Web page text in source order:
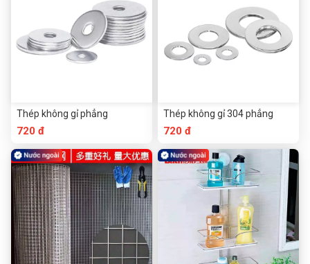
Thép không gỉ phẳng
720 đ
Thép không gỉ 304 phẳng
720 đ